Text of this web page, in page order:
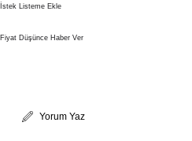
İstek Listeme Ekle
Fiyat Düşünce Haber Ver
Yorum Yaz